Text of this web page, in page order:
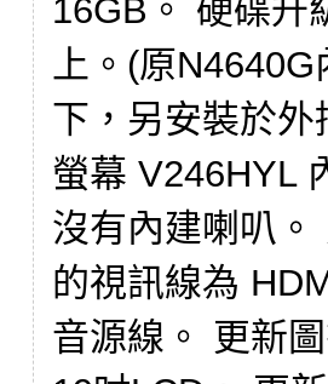
16GB。 硬碟升
上。(原
下，另安裝於
螢幕 V246HYL
沒有內建喇叭
的視訊線為
音源線。 更新